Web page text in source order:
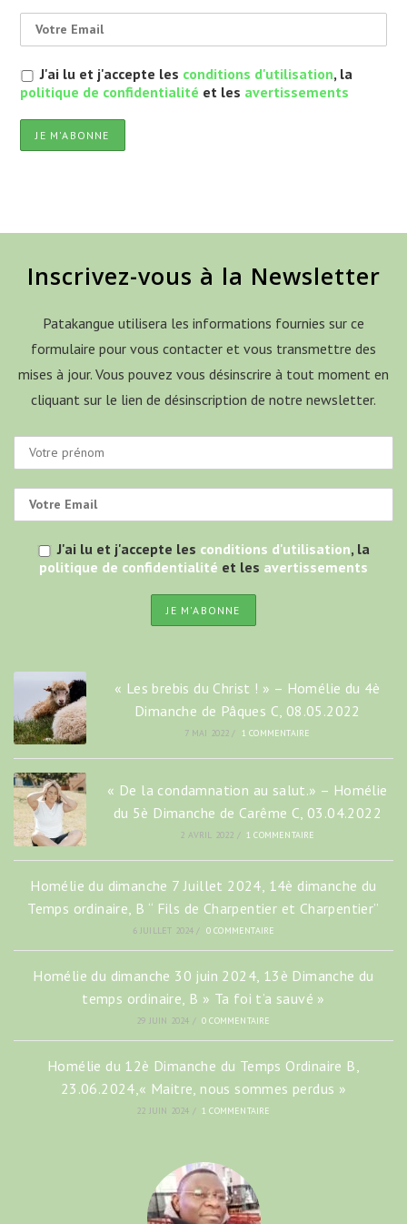
J'ai lu et j'accepte les conditions d'utilisation, la
politique de confidentialité et les avertissements
Inscrivez-vous à la Newsletter
Patakangue utilisera les informations fournies sur ce
formulaire pour vous contacter et vous transmettre des
mises à jour. Vous pouvez vous désinscrire à tout moment en
cliquant sur le lien de désinscription de notre newsletter.
J'ai lu et j'accepte les conditions d'utilisation, la
politique de confidentialité et les avertissements
« Les brebis du Christ ! » – Homélie du 4è
Dimanche de Pâques C, 08.05.2022
7 MAI 2022 / 1 COMMENTAIRE
« De la condamnation au salut.» – Homélie
du 5è Dimanche de Carême C, 03.04.2022
2 AVRIL 2022 / 1 COMMENTAIRE
Homélie du dimanche 7 Juillet 2024, 14è dimanche du
Temps ordinaire, B “ Fils de Charpentier et Charpentier”
6 JUILLET 2024 / 0 COMMENTAIRE
Homélie du dimanche 30 juin 2024, 13è Dimanche du
temps ordinaire, B » Ta foi t’a sauvé »
29 JUIN 2024 / 0 COMMENTAIRE
Homélie du 12è Dimanche du Temps Ordinaire B,
23.06.2024,« Maitre, nous sommes perdus »
22 JUIN 2024 / 1 COMMENTAIRE